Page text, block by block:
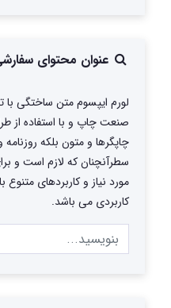
عنوان محتوای
لورم ایپسوم متن ساختگی با
صنعت چاپ و با استفاده از
چاپگرها و متون بلکه
سطرآنچنان که لازم است و
مورد نیاز و کاربردهای متنوع
کاربردی می باشد.